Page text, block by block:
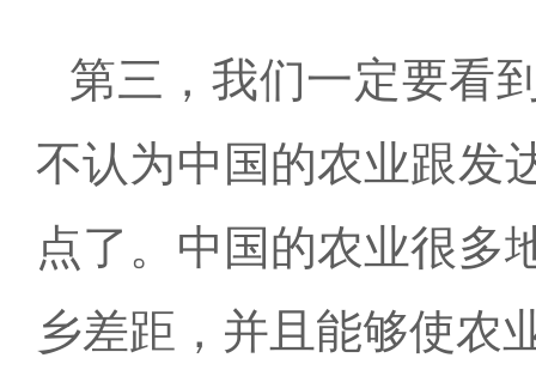
第三，我们一定要看
不认为中国的农业跟发
点了。中国的农业很多
乡差距，并且能够使农